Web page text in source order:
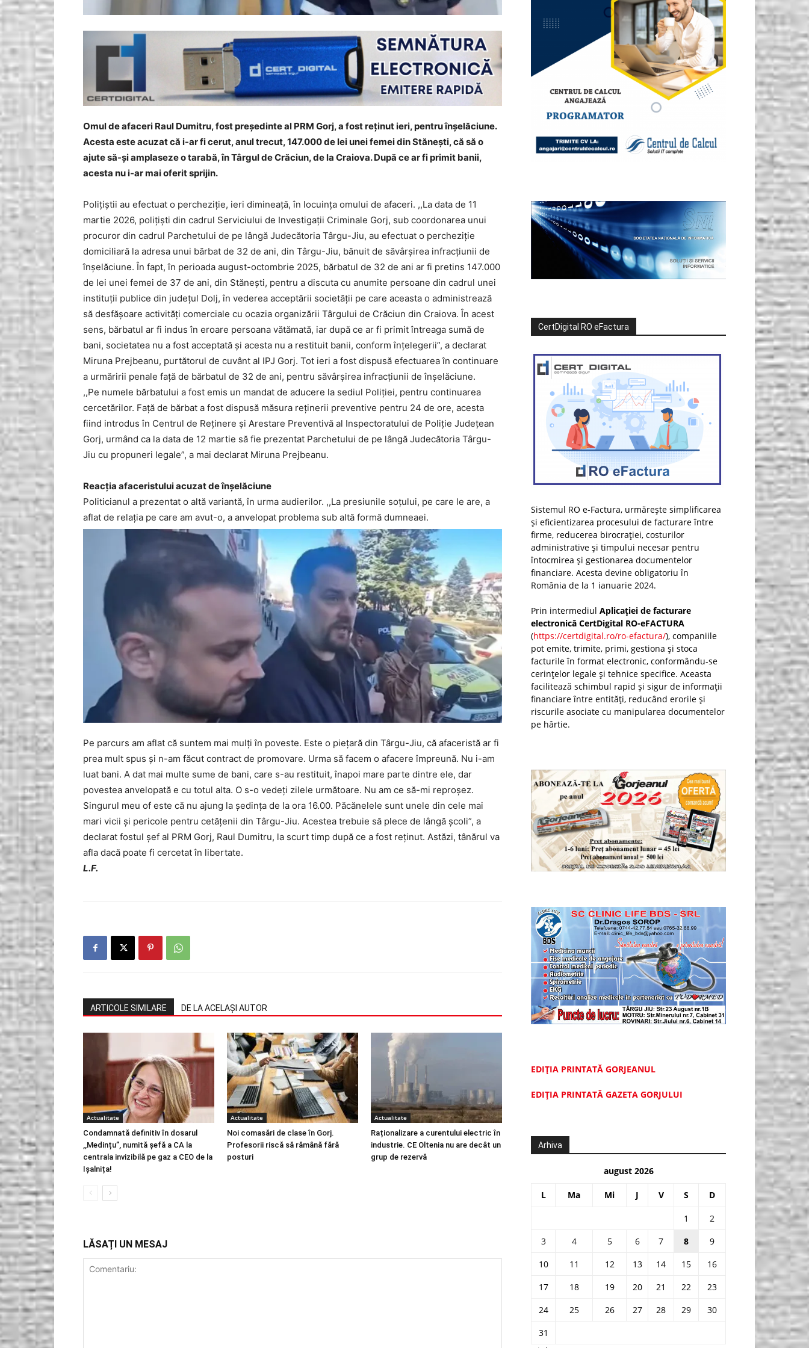
Omul de afaceri Raul Dumitru, fost președinte al PRM Gorj, a fost reținut ieri, pentru înșelăciune.
Acesta este acuzat că i-ar fi cerut, anul trecut, 147.000 de lei unei femei din Stănești, că să o
ajute să-și amplaseze o tarabă, în Târgul de Crăciun, de la Craiova. După ce ar fi primit banii,
acesta nu i-ar mai oferit sprijin.
Polițiștii au efectuat o percheziție, ieri dimineață, în locuința omului de afaceri. ,,La data de 11
martie 2026, polițiști din cadrul Serviciului de Investigații Criminale Gorj, sub coordonarea unui
procuror din cadrul Parchetului de pe lângă Judecătoria Târgu-Jiu, au efectuat o percheziție
domiciliară la adresa unui bărbat de 32 de ani, din Târgu-Jiu, bănuit de săvârșirea infracțiunii de
înșelăciune. În fapt, în perioada august-octombrie 2025, bărbatul de 32 de ani ar fi pretins 147.000
de lei unei femei de 37 de ani, din Stănești, pentru a discuta cu anumite persoane din cadrul unei
instituții publice din județul Dolj, în vederea acceptării societății pe care aceasta o administrează
să desfășoare activități comerciale cu ocazia organizării Târgului de Crăciun din Craiova. În acest
sens, bărbatul ar fi indus în eroare persoana vătămată, iar după ce ar fi primit întreaga sumă de
bani, societatea nu a fost acceptată și acesta nu a restituit banii, conform înțelegerii”, a declarat
Miruna Prejbeanu, purtătorul de cuvânt al IPJ Gorj. Tot ieri a fost dispusă efectuarea în continuare
a urmăririi penale față de bărbatul de 32 de ani, pentru săvârșirea infracțiunii de înșelăciune.
,,Pe numele bărbatului a fost emis un mandat de aducere la sediul Poliției, pentru continuarea
cercetărilor. Față de bărbat a fost dispusă măsura reținerii preventive pentru 24 de ore, acesta
fiind introdus în Centrul de Reținere și Arestare Preventivă al Inspectoratului de Poliție Județean
Gorj, urmând ca la data de 12 martie să fie prezentat Parchetului de pe lângă Judecătoria Târgu-
Jiu cu propuneri legale”, a mai declarat Miruna Prejbeanu.
Reacția afaceristului acuzat de înșelăciune
Politicianul a prezentat o altă variantă, în urma audierilor. ,,La presiunile soțului, pe care le are, a
aflat de relația pe care am avut-o, a anvelopat problema sub altă formă dumneaei.
Pe parcurs am aflat că suntem mai mulți în poveste. Este o piețară din Târgu-Jiu, că afaceristă ar fi
prea mult spus și n-am făcut contract de promovare. Urma să facem o afacere împreună. Nu i-am
luat bani. A dat mai multe sume de bani, care s-au restituit, înapoi mare parte dintre ele, dar
povestea anvelopată e cu totul alta. O s-o vedeți zilele următoare. Nu am ce să-mi reproșez.
Singurul meu of este că nu ajung la ședința de la ora 16.00. Păcănelele sunt unele din cele mai
mari vicii și pericole pentru cetățenii din Târgu-Jiu. Acestea trebuie să plece de lângă școli”, a
declarat fostul șef al PRM Gorj, Raul Dumitru, la scurt timp după ce a fost reținut. Astăzi, tânărul va
afla dacă poate fi cercetat în libertate.
L.F.
ARTICOLE SIMILARE DE LA ACELAȘI AUTOR
Actualitate
Condamnată definitiv în dosarul
,,Medințu”, numită șefă a CA la
centrala invizibilă pe gaz a CEO de la
Ișalnița!
Actualitate
Noi comasări de clase în Gorj.
Profesorii riscă să rămână fără
posturi
Actualitate
Raționalizare a curentului electric în
industrie. CE Oltenia nu are decât un
grup de rezervă
LĂSAȚI UN MESAJ
CertDigital RO eFactura
Sistemul RO e-Factura, urmărește simplificarea
și eficientizarea procesului de facturare între
firme, reducerea birocrației, costurilor
administrative și timpului necesar pentru
întocmirea și gestionarea documentelor
financiare. Acesta devine obligatoriu în
România de la 1 ianuarie 2024.
Prin intermediul Aplicației de facturare
electronică CertDigital RO-eFACTURA
(https://certdigital.ro/ro-efactura/), companiile
pot emite, trimite, primi, gestiona și stoca
facturile în format electronic, conformându-se
cerințelor legale și tehnice specifice. Aceasta
facilitează schimbul rapid și sigur de informații
financiare între entități, reducând erorile și
riscurile asociate cu manipularea documentelor
pe hârtie.
EDIȚIA PRINTATĂ GORJEANUL
EDIŢIA PRINTATĂ GAZETA GORJULUI
Arhiva
august 2026
L Ma Mi J V S D
1
2
3
4 5 6 7 8
9
10
11 12 13 14 15
16
17
18 19 20 21 22
23
24
25 26 27 28 29
30
31